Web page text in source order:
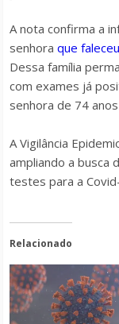
A nota confirma a
senhora que
Dessa família
com exames já
senhora de 74
A Vigilância
ampliando a busca
testes para a
Relacionado